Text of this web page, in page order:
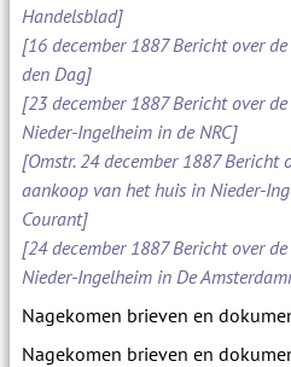
Handelsblad]
[16 december 1887 Bericht over
den Dag]
[23 december 1887 Bericht over
Nieder-Ingelheim in de NRC]
[Omstr. 24 december 1887 Bericht
aankoop van het huis in Nieder-
Courant]
[24 december 1887 Bericht over
Nieder-Ingelheim in De
Nagekomen brieven en
Nagekomen brieven en